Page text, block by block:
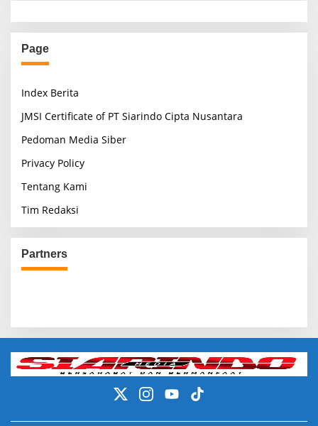
Page
Index Berita
JMSI Certificate of PT Siarindo Cipta Nusantara
Pedoman Media Siber
Privacy Policy
Tentang Kami
Tim Redaksi
Partners